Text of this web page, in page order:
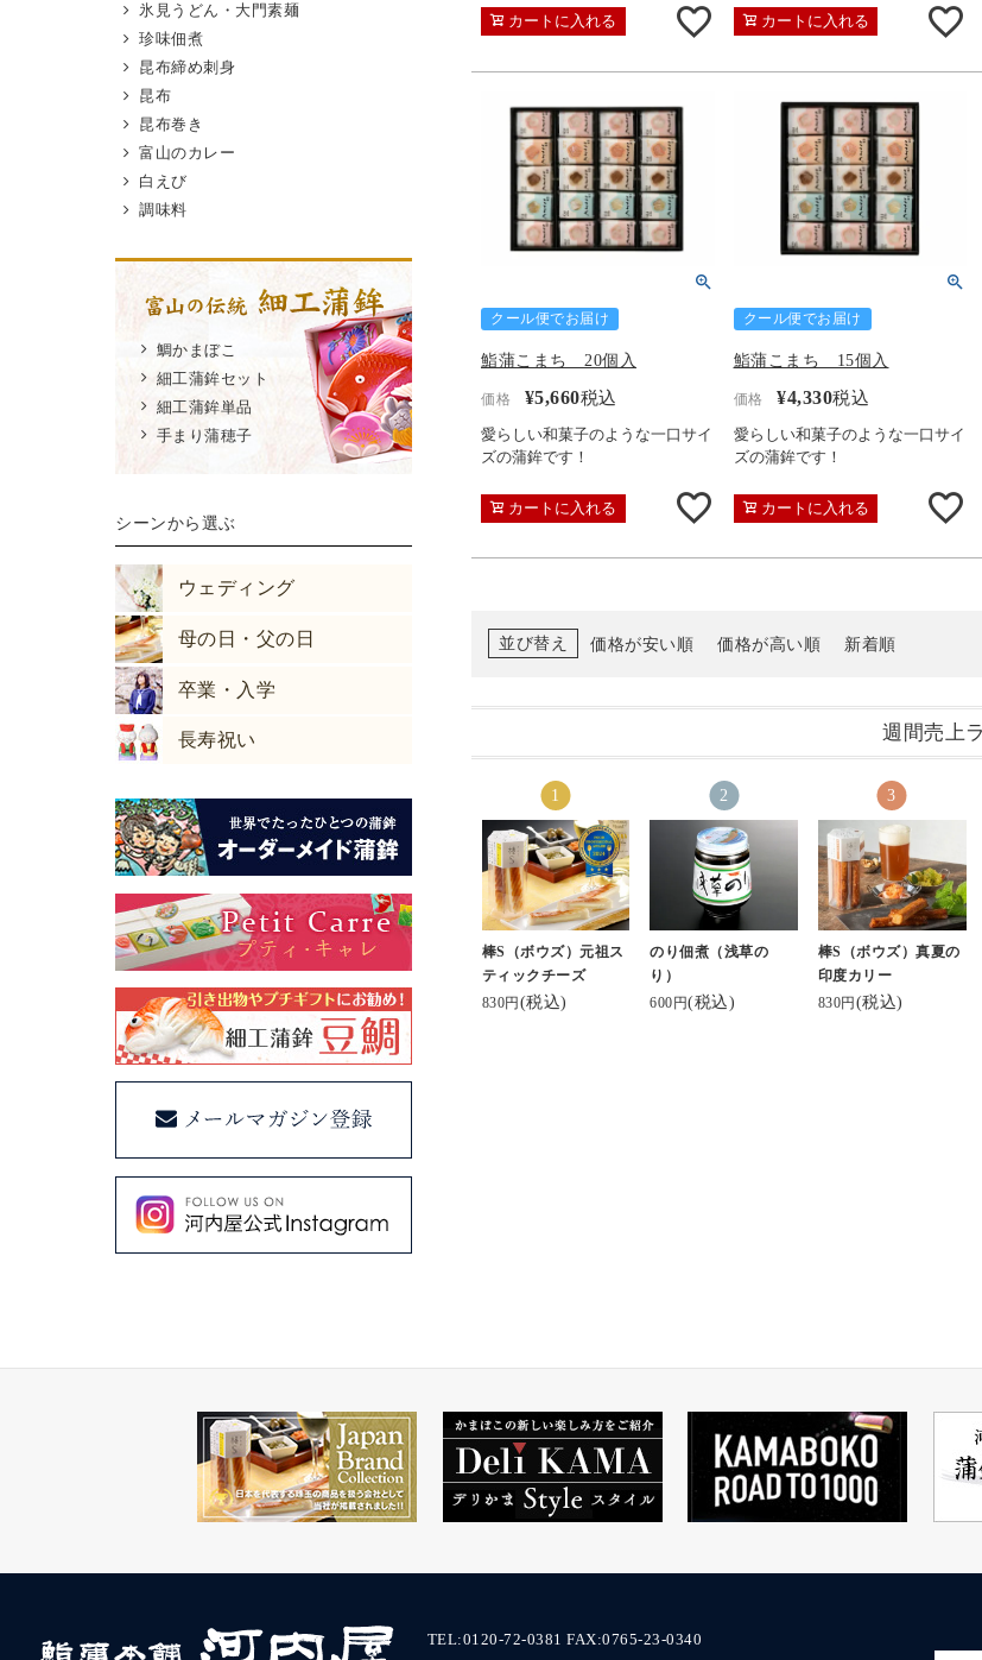
氷見うどん・大門素麺
珍味佃煮
昆布締め刺身
昆布
昆布巻き
富山のカレー
白えび
調味料
鯛かまぼこ
細工蒲鉾セット
細工蒲鉾単品
手まり蒲穂子
シーンから選ぶ
ウェディング
母の日・父の日
卒業・入学
長寿祝い
カートに入れる カートに入れる
クール便でお届け
鮨蒲こまち 20個入
価格 ¥5,660税込
愛らしい和菓子のような一口サイ
ズの蒲鉾です！
カートに入れる
クール便でお届け
鮨蒲こまち 15個入
価格 ¥4,330税込
愛らしい和菓子のような一口サイ
ズの蒲鉾です！
カートに入れる
並び替え 価格が安い順 価格が高い順 新着順
週間売上
棒S（ボウズ）元祖ス
ティックチーズ
830円(税込)
のり佃煮（浅草の
り）
600円(税込)
棒S（ボウズ）真夏の
印度カリー
830円(税込)
TEL:0120-72-0381 FAX:0765-23-0340